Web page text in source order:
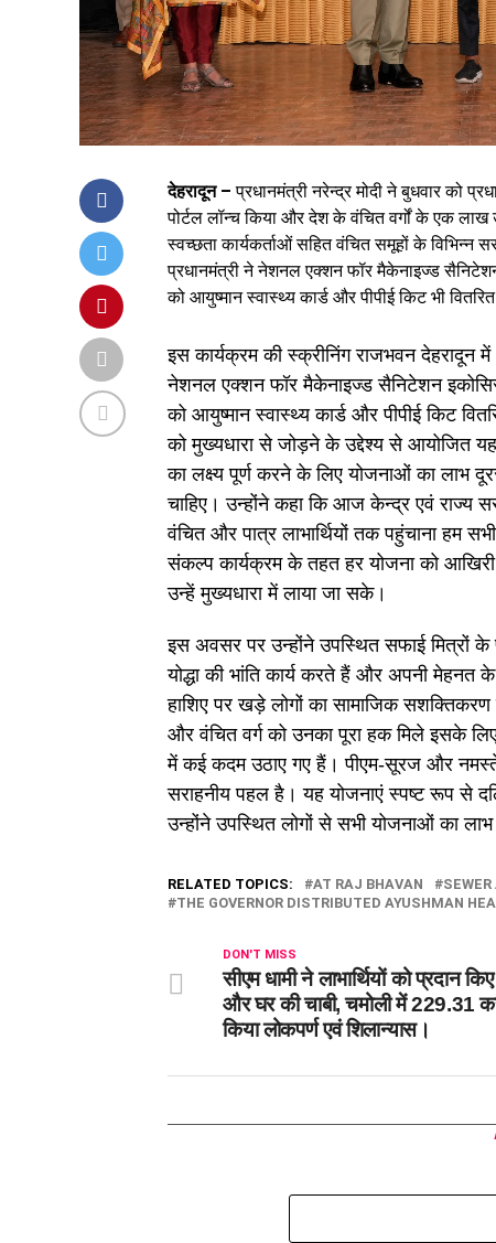
देहरादून – प्रधानमंत्री नरेन्द्र मोदी ने बुधवार को
पोर्टल लॉन्च किया और देश के वंचित वर्गों के एक
स्वच्छता कार्यकर्ताओं सहित वंचित समूहों के विभिन्न
प्रधानमंत्री ने नेशनल एक्शन फॉर मैकेनाइज्ड
को आयुष्मान स्वास्थ्य कार्ड और पीपीई किट भी
इस कार्यक्रम की स्क्रीनिंग राजभवन देहरादून
नेशनल एक्शन फॉर मैकेनाइज्ड सैनिटेशन
को आयुष्मान स्वास्थ्य कार्ड और पीपीई किट
को मुख्यधारा से जोड़ने के उद्देश्य से आयोजित यह
का लक्ष्य पूर्ण करने के लिए योजनाओं का लाभ
चाहिए। उन्होंने कहा कि आज केन्द्र एवं राज्य
वंचित और पात्र लाभार्थियों तक पहुंचाना हम
संकल्प कार्यक्रम के तहत हर योजना को
उन्हें मुख्यधारा में लाया जा सके।
इस अवसर पर उन्होंने उपस्थित सफाई मित्रों
योद्धा की भांति कार्य करते हैं और अपनी
हाशिए पर खड़े लोगों का सामाजिक सशक्तिकरण
और वंचित वर्ग को उनका पूरा हक मिले इसके
में कई कदम उठाए गए हैं। पीएम-सूरज और
सराहनीय पहल है। यह योजनाएं स्पष्ट रूप से
उन्होंने उपस्थित लोगों से सभी योजनाओं का
RELATED TOPICS: AT RAJ BHAVAN
THE GOVERNOR DISTRIBUTED AYUSHMAN
DON'T MISS
सीएम धामी ने लाभार्थियों को प्रदान
और घर की चाबी, चमोली में 229.31
किया लोकपर्ण एवं शिलान्यास।